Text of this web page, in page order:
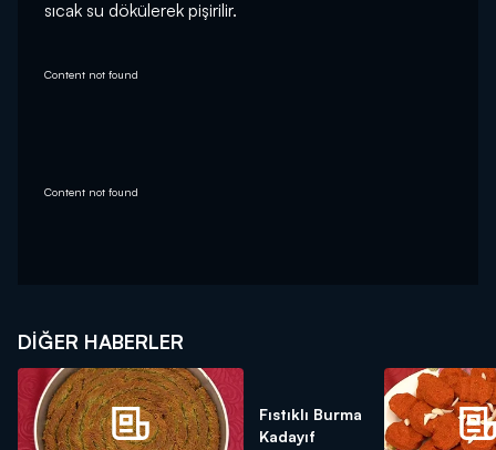
sıcak su dökülerek pişirilir.
Content not found
Content not found
DIĞER HABERLER
Fıstıklı Burma
Kadayıf